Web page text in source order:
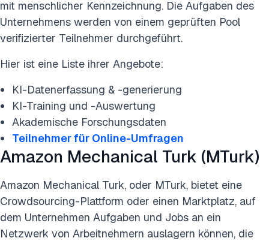
mit menschlicher Kennzeichnung. Die Aufgaben des
Unternehmens werden von einem geprüften Pool
verifizierter Teilnehmer durchgeführt.
Hier ist eine Liste ihrer Angebote:
KI-Datenerfassung & -generierung
KI-Training und -Auswertung
Akademische Forschungsdaten
Teilnehmer für Online-Umfragen
Amazon Mechanical Turk (MTurk)
Amazon Mechanical Turk, oder MTurk, bietet eine
Crowdsourcing-Plattform oder einen Marktplatz, auf
dem Unternehmen Aufgaben und Jobs an ein
Netzwerk von Arbeitnehmern auslagern können, die